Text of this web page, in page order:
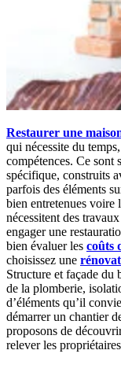
Restaurer une
qui nécessite du
compétences. Ce sont
spécifique, construits
parfois des éléments
bien entretenues voire
nécessitent des
engager une
bien évaluer les coûts
choisissez une
Structure et façade du
de la plomberie,
d’éléments qu’il
démarrer un chantier
proposons de
relever les